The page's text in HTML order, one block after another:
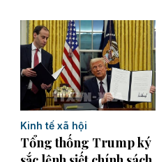
Kinh tế xã hội
Tổng thống Trump ký